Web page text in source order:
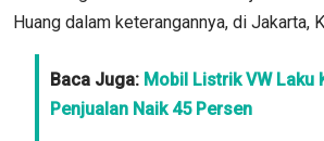
Huang dalam keterangannya, di Jakarta,
Baca Juga: Mobil Listrik VW Laku
Penjualan Naik 45 Persen